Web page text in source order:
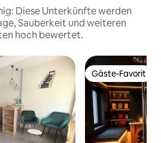
Diese Unterkünfte werden
Sauberkeit und weiteren
hoch bewertet.
Gäste-Favorit
Gäste-Favorit